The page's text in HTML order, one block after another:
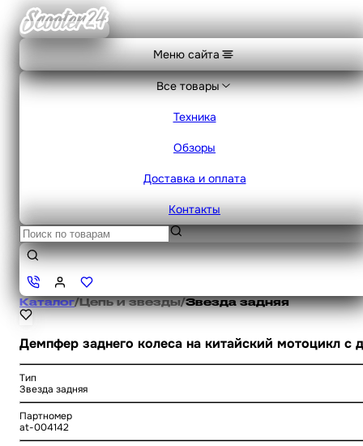
Меню сайта
Все товары
Техника
Обзоры
Доставка и оплата
Контакты
Каталог/Цепь и звезды/Звезда задняя
Демпфер заднего колеса на китайский мотоцикл с
Тип
Звезда задняя
Партномер
at-004142